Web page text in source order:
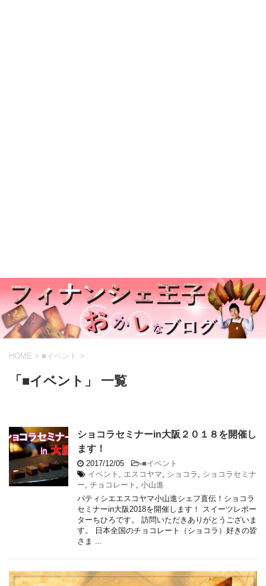
HOME > ■イベント >
「■イベント」 一覧
ショコラセミナーin大阪２０１８を開催し
ます！
2017/12/05 -■イベント
イベント
エスコヤマ ショコラ
ショコラセミナ
ー チョコレート
小山進
パティシエエスコヤマ小山進シェフ直伝！ショコラ
セミナーin大阪2018を開催します！ スイーツレポー
ターちひろです。 訪問いただきありがとうございま
す。 日本全国のチョコレート（ショコラ）好きの皆
さま ...